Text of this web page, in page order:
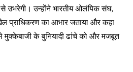
उभरेगी। उन्होंने भारतीय ओलंपिक संघ,
प्राधिकरण का आभार जताया और कहा
के बुनियादी ढांचे को और मजबूत